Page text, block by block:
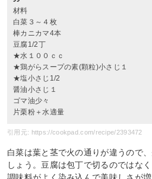
材料
白菜３～４枚
棒カニカマ4本
豆腐1/2丁
★水１００ｃｃ
★鶏がらスープの素(顆粒)小さじ１
★塩小さじ1/2
醤油小さじ１
ゴマ油少々
片栗粉＋水適量
引用元: https://cookpad.com/recipe/2393472
白菜は葉と茎で火の通りが違うので
しょう。豆腐は包丁で切るのではな